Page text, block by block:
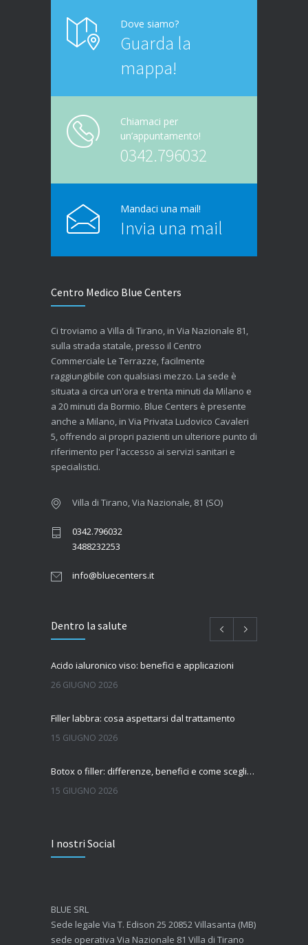
Dove siamo?
Guarda la
mappa!
Chiamaci per
un’appuntamento!
0342.796032
Mandaci una mail!
Invia una mail
Centro Medico Blue Centers
Ci troviamo a Villa di Tirano, in Via Nazionale 81,
sulla strada statale, presso il Centro
Commerciale Le Terrazze, facilmente
raggiungibile con qualsiasi mezzo. La sede è
situata a circa un'ora e trenta minuti da Milano e
a 20 minuti da Bormio. Blue Centers è presente
anche a Milano, in Via Privata Ludovico Cavaleri
5, offrendo ai propri pazienti un ulteriore punto di
riferimento per l'accesso ai servizi sanitari e
specialistici.
Villa di Tirano, Via Nazionale, 81 (SO)
0342.796032
3488232253
info@bluecenters.it
Dentro la salute
Acido ialuronico viso: benefici e applicazioni
26 GIUGNO 2026
Filler labbra: cosa aspettarsi dal trattamento
15 GIUGNO 2026
Botox o filler: differenze, benefici e come scegliere il trattamento più adatto
15 GIUGNO 2026
7 GIUGNO 2026
I nostri Social
BLUE SRL
Sede legale Via T. Edison 25 20852 Villasanta (MB)
sede operativa Via Nazionale 81 Villa di Tirano